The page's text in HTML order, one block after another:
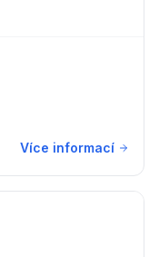
Více informací